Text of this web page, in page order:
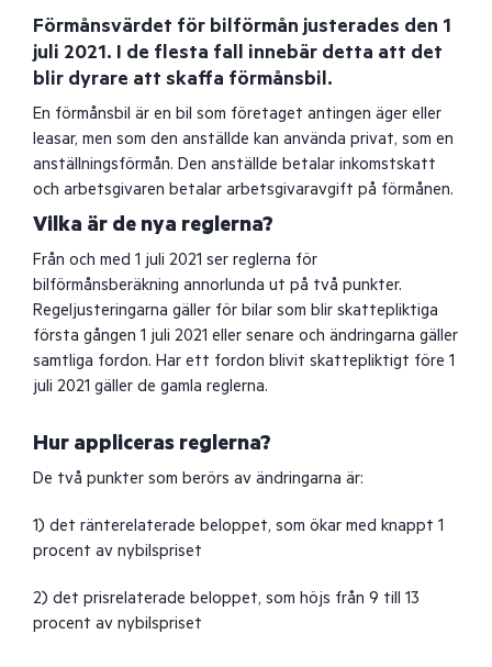
Förmånsvärdet för bilförmån justerades den 1
juli 2021. I de flesta fall innebär detta att det
blir dyrare att skaffa förmånsbil.
En förmånsbil är en bil som företaget antingen äger eller
leasar, men som den anställde kan använda privat, som en
anställningsförmån. Den anställde betalar inkomstskatt
och arbetsgivaren betalar arbetsgivaravgift på förmånen.
Vilka är de nya reglerna?
Från och med 1 juli 2021 ser reglerna för
bilförmånsberäkning annorlunda ut på två punkter.
Regeljusteringarna gäller för bilar som blir skattepliktiga
första gången 1 juli 2021 eller senare och ändringarna gäller
samtliga fordon. Har ett fordon blivit skattepliktigt före 1
juli 2021 gäller de gamla reglerna.
Hur appliceras reglerna?
De två punkter som berörs av ändringarna är:
1) det ränterelaterade beloppet, som ökar med knappt 1
procent av nybilspriset
2) det prisrelaterade beloppet, som höjs från 9 till 13
procent av nybilspriset